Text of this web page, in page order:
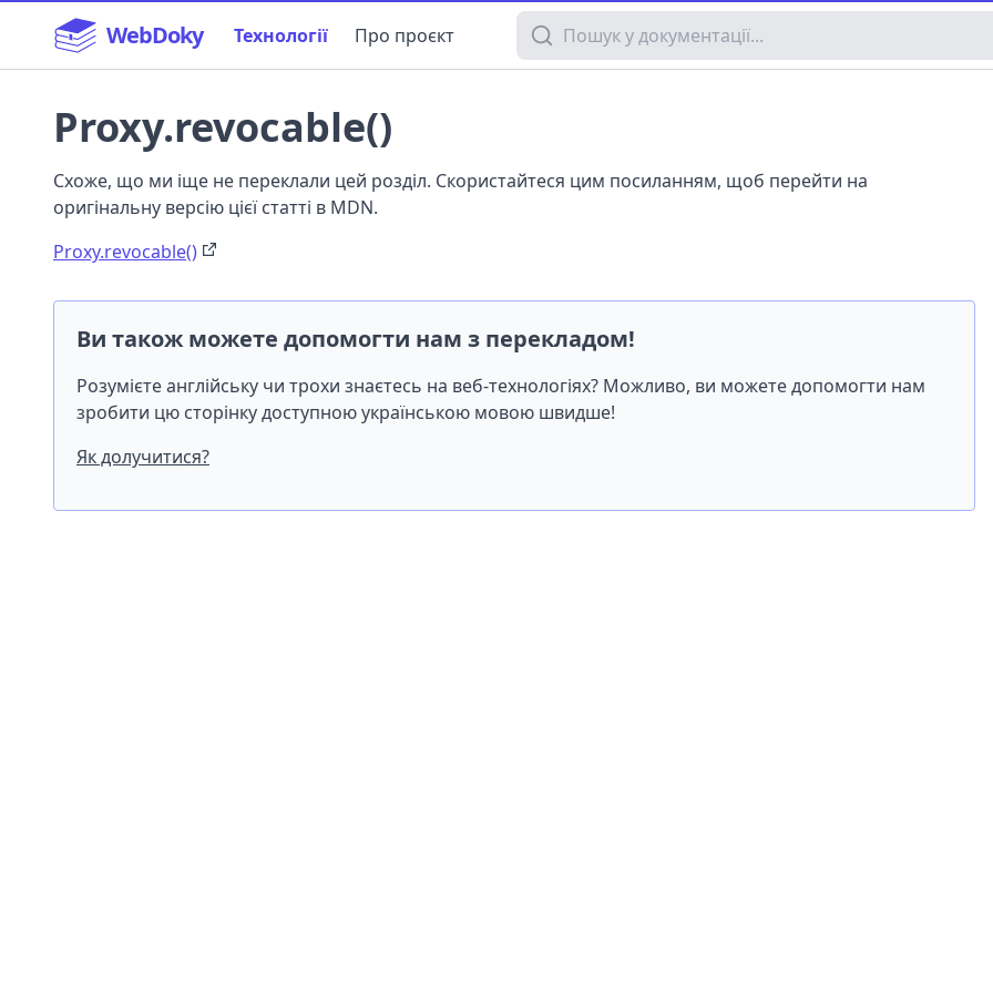
WebDoky Технології Про проєкт Пошук у документації
Proxy.revocable()
Схоже, що ми іще не переклали цей розділ. Скористайтеся цим посиланням, щоб перейти на
оригінальну версію цієї статті в MDN.
Proxy.revocable()
Ви також можете допомогти нам з перекладом!
Розумієте англійську чи трохи знаєтесь на веб-технологіях? Можливо, ви можете допомогти нам
зробити цю сторінку доступною українською мовою швидше!
Як долучитися?